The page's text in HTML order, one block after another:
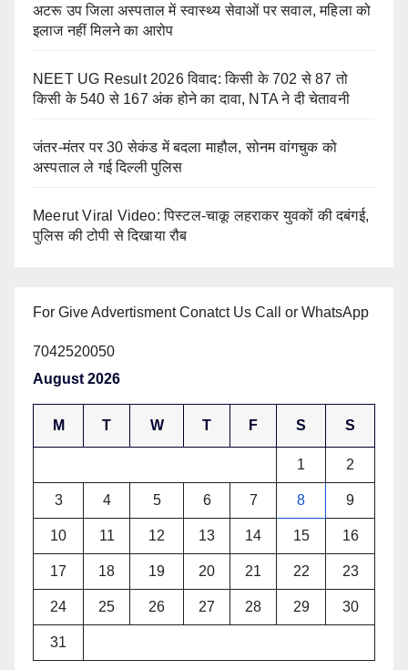
अटरू उप जिला अस्पताल में स्वास्थ्य सेवाओं पर सवाल, महिला को
इलाज नहीं मिलने का आरोप
NEET UG Result 2026 विवाद: किसी के 702 से 87 तो
किसी के 540 से 167 अंक होने का दावा, NTA ने दी चेतावनी
जंतर-मंतर पर 30 सेकंड में बदला माहौल, सोनम वांगचुक को
अस्पताल ले गई दिल्ली पुलिस
Meerut Viral Video: पिस्टल-चाकू लहराकर युवकों की दबंगई,
पुलिस की टोपी से दिखाया रौब
For Give Advertisment Conatct Us Call or WhatsApp
7042520050
August 2026
M T W T F S S
1 2
3 4 5 6 7 8 9
10 11 12 13 14 15 16
17 18 19 20 21 22 23
24 25 26 27 28 29 30
31